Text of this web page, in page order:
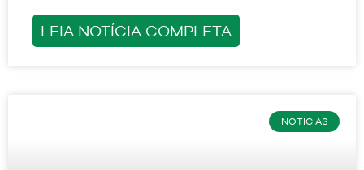
LEIA NOTÍCIA COMPLETA
NOTÍCIAS